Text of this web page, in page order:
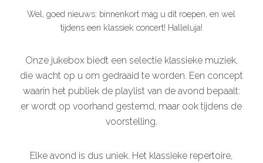
Wel, goed nieuws: binnenkort mag u dit roepen, en wel
tijdens een klassiek concert! Halleluja!
Onze jukebox biedt een selectie klassieke muziek,
die wacht op u om gedraaid te worden. Een concept
waarin het publiek de playlist van de avond bepaalt:
er wordt op voorhand gestemd, maar ook tijdens de
voorstelling.
Elke avond is dus uniek. Het klassieke repertoire,